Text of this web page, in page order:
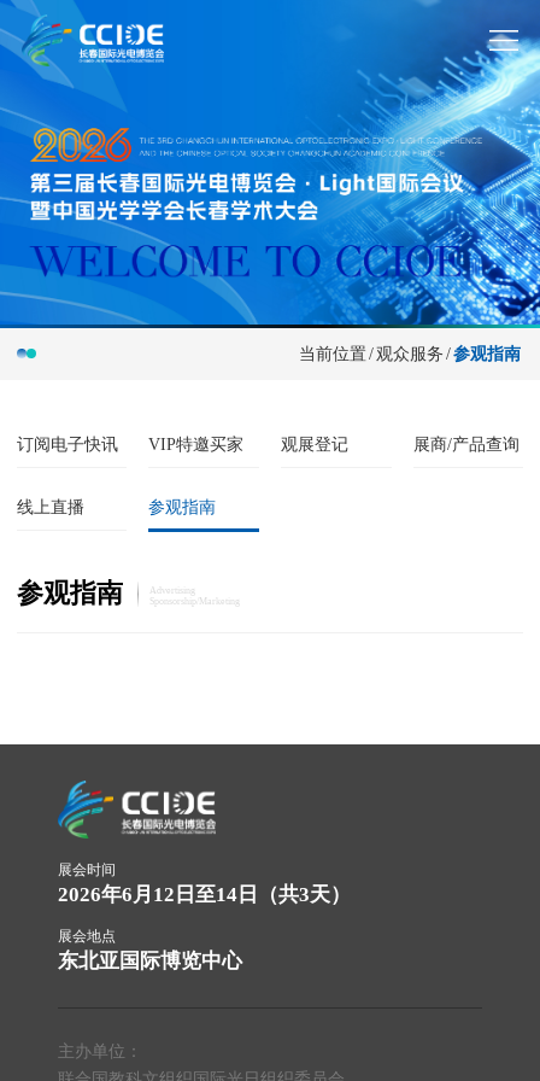
当前位置/观众服务 /参观指南
订阅电子快讯 VIP特邀买家 观展登记 展商/产品查询
线上直播 参观指南
参观指南
Advertising
Sponsorship/marketing
展会时间
2026年6月12日至14日（共3天）
展会地点
东北亚国际博览中心
主办单位：